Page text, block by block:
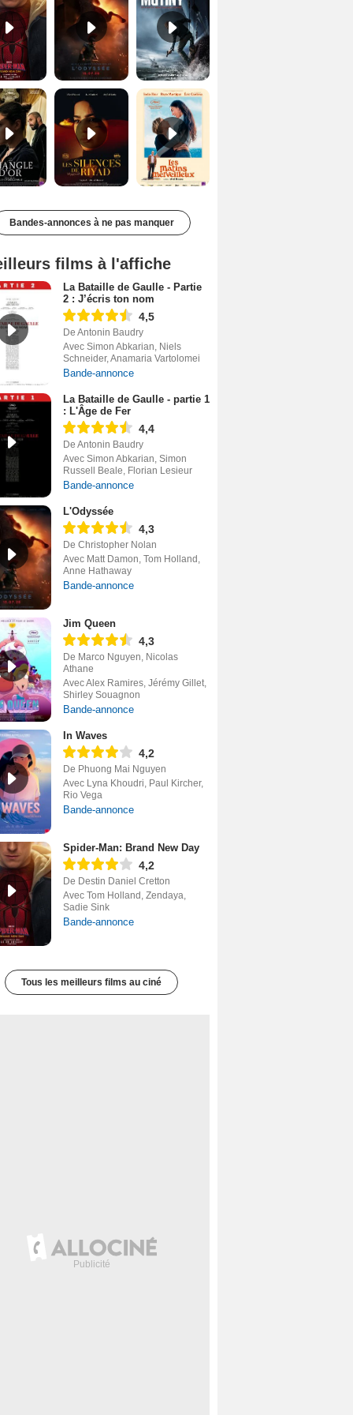
Les Silences de Riyad Bande-annonce VO STFR Les Matins merveilleux Bande-annonce VF
Bandes-annonces à ne pas manquer
films à l'affiche
La Bataille de Gaulle - Partie
2 : J’écris ton nom
4,5
De Antonin Baudry
Avec Simon Abkarian, Niels
Schneider, Anamaria Vartolomei
Bande-annonce
La Bataille de Gaulle - partie 1
: L'Âge de Fer
4,4
De Antonin Baudry
Avec Simon Abkarian, Simon
Russell Beale, Florian Lesieur
Bande-annonce
L'Odyssée
4,3
De Christopher Nolan
Avec Matt Damon, Tom Holland,
Anne Hathaway
Bande-annonce
Jim Queen
4,3
De Marco Nguyen, Nicolas
Athane
Avec Alex Ramires, Jérémy Gillet,
Shirley Souagnon
Bande-annonce
In Waves
4,2
De Phuong Mai Nguyen
Avec Lyna Khoudri, Paul Kircher,
Rio Vega
Bande-annonce
Spider-Man: Brand New Day
4,2
De Destin Daniel Cretton
Avec Tom Holland, Zendaya,
Sadie Sink
Bande-annonce
Tous les meilleurs films au ciné